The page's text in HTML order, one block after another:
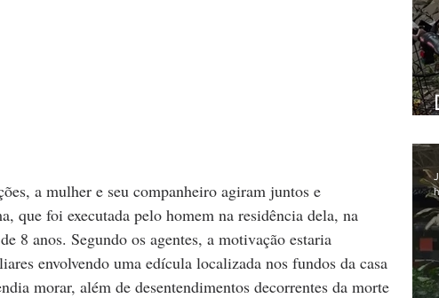
a mulher e seu companheiro agiram juntos e
que foi executada pelo homem na residência dela, na
8 anos. Segundo os agentes, a motivação estaria
envolvendo uma edícula localizada nos fundos da casa
morar, além de desentendimentos decorrentes da morte